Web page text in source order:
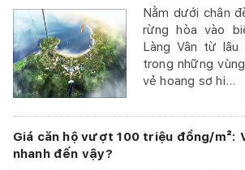
Nằm dưới chân
rừng hòa vào
Làng Vân từ
trong những
vẻ hoang sơ hi...
Giá căn hộ vượt 100 triệu đồng/m²:
nhanh đến vậy?